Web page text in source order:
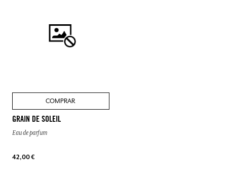
COMPRAR
GRAIN DE SOLEIL
Eau de parfum
42,00 €